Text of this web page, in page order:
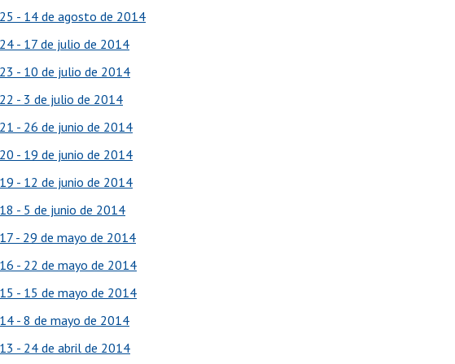
- 14 de agosto de 2014
- 17 de julio de 2014
- 10 de julio de 2014
- 3 de julio de 2014
- 26 de junio de 2014
- 19 de junio de 2014
- 12 de junio de 2014
- 5 de junio de 2014
- 29 de mayo de 2014
- 22 de mayo de 2014
- 15 de mayo de 2014
- 8 de mayo de 2014
- 24 de abril de 2014